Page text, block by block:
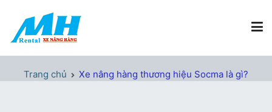
nội
Xe Nâng Hàng MH Rental
Trang chủ Xe nâng hàng thương hiệu Socma là gì?